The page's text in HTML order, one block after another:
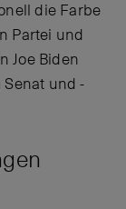
die Farbe
Partei und
Joe Biden
und -